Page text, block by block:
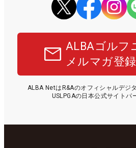
ALBAゴルフ
メルマガ登
ALBA NetはR&Aのオフィシャルデジ
USLPGAの日本公式サイトパ